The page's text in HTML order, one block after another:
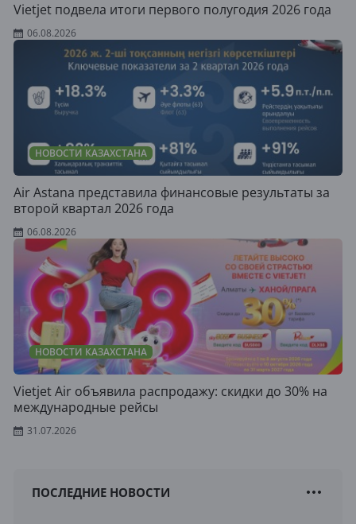
Vietjet подвела итоги первого полугодия 2026 года
06.08.2026
НОВОСТИ КАЗАХСТАНА
Air Astana представила финансовые результаты за
второй квартал 2026 года
06.08.2026
НОВОСТИ КАЗАХСТАНА
Vietjet Air объявила распродажу: скидки до 30% на
международные рейсы
31.07.2026
ПОСЛЕДНИЕ НОВОСТИ